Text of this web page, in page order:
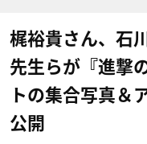
梶裕貴さん、石
先生らが『進撃
トの集合写真＆
公開